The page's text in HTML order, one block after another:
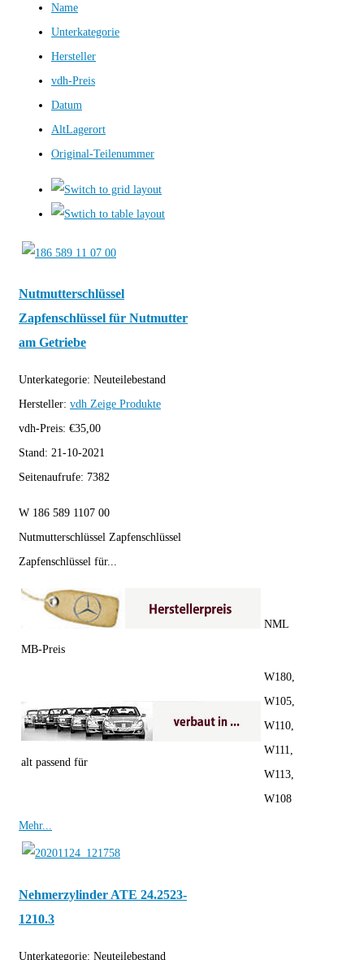
Name
Unterkategorie
Hersteller
vdh-Preis
Datum
AltLagerort
Original-Teilenummer
Nutmutterschlüssel
Zapfenschlüssel für Nutmutter
am Getriebe
Unterkategorie: Neuteilebestand
Hersteller: vdh Zeige Produkte
vdh-Preis: €35,00
Stand: 21-10-2021
Seitenaufrufe: 7382
W 186 589 1107 00
Nutmutterschlüssel Zapfenschlüssel
Zapfenschlüssel für...
MB-Preis
NML
alt passend für
W180,
W105,
W110,
W111,
W113,
W108
Mehr...
Nehmerzylinder ATE 24.2523-
1210.3
Unterkategorie: Neuteilebestand